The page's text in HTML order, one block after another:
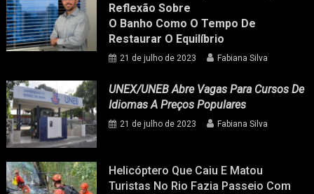
Reflexão Sobre
O Banho Como O Tempo De
Restaurar O Equilíbrio
21 de julho de 2023 Fabiana Silva
UNEX/UNEB Abre Vagas Para Cursos De
Idiomas A Preços Populares
21 de julho de 2023 Fabiana Silva
Helicóptero Que Caiu E Matou
Turistas No Rio Fazia Passeio Com